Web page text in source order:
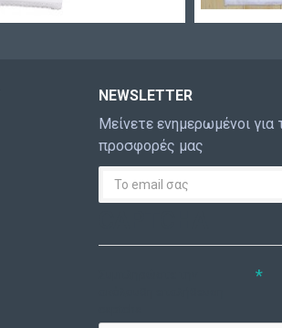
NEWSLETTER
Μείνετε ενημερωμένοι για
προσφορές μας